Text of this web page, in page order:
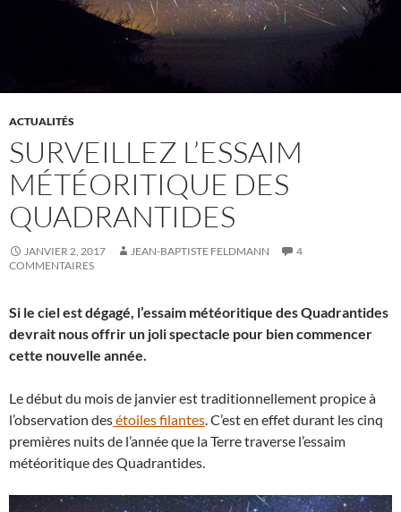
ACTUALITÉS
SURVEILLEZ L’ESSAIM
MÉTÉORITIQUE DES
QUADRANTIDES
JANVIER 2, 2017 JEAN-BAPTISTE FELDMANN
4
COMMENTAIRES
Si le ciel est dégagé, l’essaim météoritique des Quadrantides
devrait nous offrir un joli spectacle pour bien commencer
cette nouvelle année.
Le début du mois de janvier est traditionnellement propice à
l’observation desétoiles filantes. C’est en effet durant les cinq
premières nuits de l’année que la Terre traverse l’essaim
météoritique des Quadrantides.